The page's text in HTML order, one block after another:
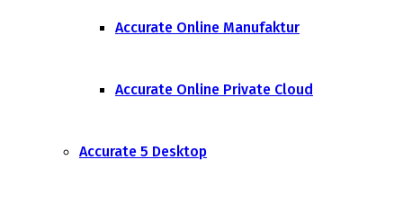
Accurate Online Manufaktur
Accurate Online Private Cloud
Accurate 5 Desktop